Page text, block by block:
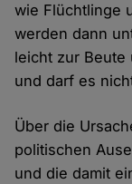
wie Flüchtlinge
werden dann
leicht zur Beute
und darf es
Über die
politischen
und die damit